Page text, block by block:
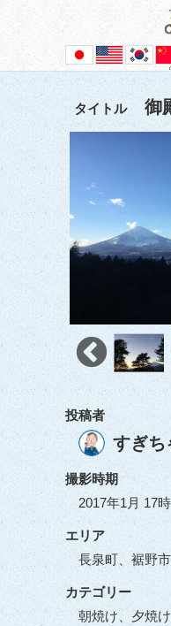
タイトル 御
投稿者
すぎち
撮影時期
2017年1月 17時
エリア
長泉町、裾野
カテゴリー
朝焼け、夕焼